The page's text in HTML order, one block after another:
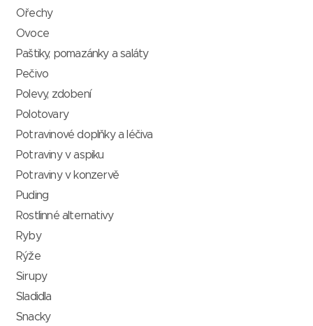
Ořechy
Ovoce
Paštiky, pomazánky a saláty
Pečivo
Polevy, zdobení
Polotovary
Potravinové doplňky a léčiva
Potraviny v aspiku
Potraviny v konzervě
Puding
Rostlinné alternativy
Ryby
Rýže
Sirupy
Sladidla
Snacky